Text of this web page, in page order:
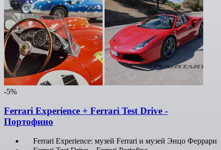
-5%
Ferrari Experience + Ferrari Test Drive -
Портофино
Ferrari Experience: музей Ferrari и музей Энцо Феррари